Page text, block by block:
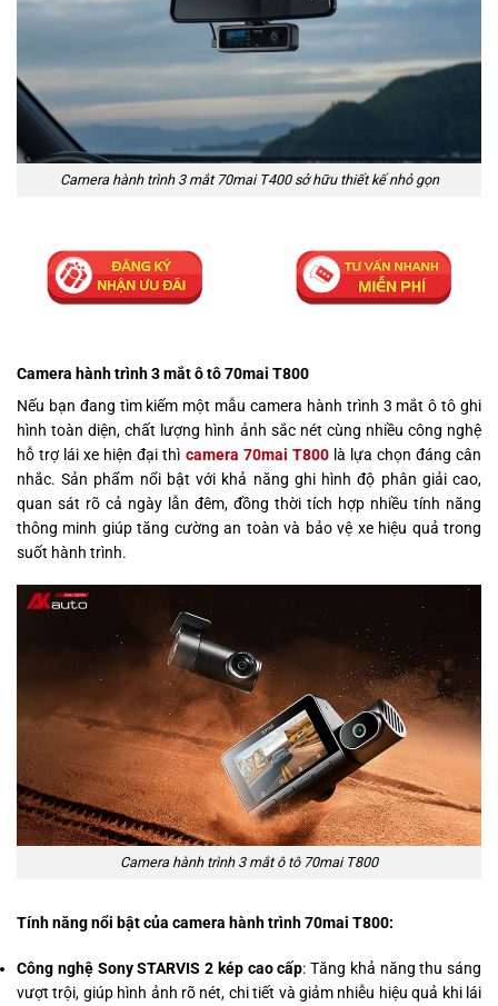
Camera hành trình 3 mắt 70mai T400 sở hữu thiết kế nhỏ gọn
Camera hành trình 3 mắt ô tô 70mai T800
Nếu bạn đang tìm kiếm một mẫu camera hành trình 3 mắt ô tô ghi
hình toàn diện, chất lượng hình ảnh sắc nét cùng nhiều công nghệ
hỗ trợ lái xe hiện đại thì camera 70mai T800là lựa chọn đáng cân
nhắc. Sản phẩm nổi bật với khả năng ghi hình độ phân giải cao,
quan sát rõ cả ngày lẫn đêm, đồng thời tích hợp nhiều tính năng
thông minh giúp tăng cường an toàn và bảo vệ xe hiệu quả trong
suốt hành trình.
Camera hành trình 3 mắt ô tô 70mai T800
Tính năng nổi bật của camera hành trình 70mai T800:
Công nghệ Sony STARVIS 2 kép cao cấp: Tăng khả năng thu sáng
vượt trội, giúp hình ảnh rõ nét, chi tiết và giảm nhiễu hiệu quả khi lái